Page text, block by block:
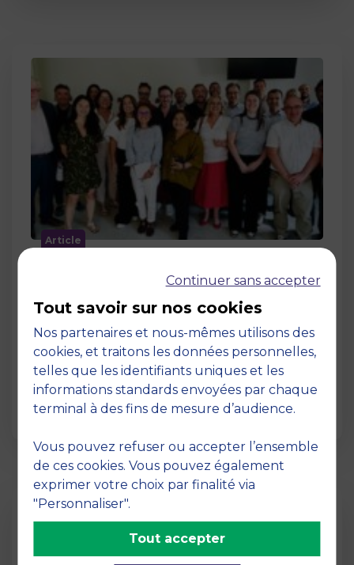
Article
de l’Économie Numérique 2026 : un
engagement au service de
l’innovation en occitanie
12 juin 2026
La semaine dernière, le campus de MBS
School of Business a ouvert ses portes aux
jurys des Trophées …
Continuer sans accepter
Tout savoir sur nos cookies
Nos partenaires et nous-mêmes utilisons des
cookies, et traitons les données personnelles,
telles que les identifiants uniques et les
informations standards envoyées par chaque
terminal à des fins de mesure d’audience.
Vous pouvez refuser ou accepter l’ensemble
de ces cookies. Vous pouvez également
exprimer votre choix par finalité via
"Personnaliser".
Tout accepter